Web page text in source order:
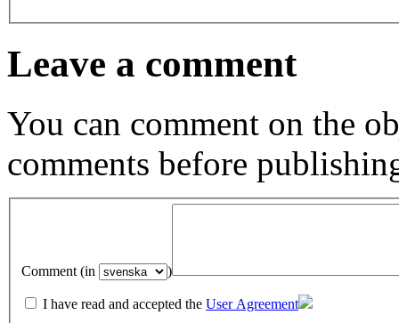
Leave a comment
You can comment on the
comments before
Comment (in )
I have read and accepted the User Agreement